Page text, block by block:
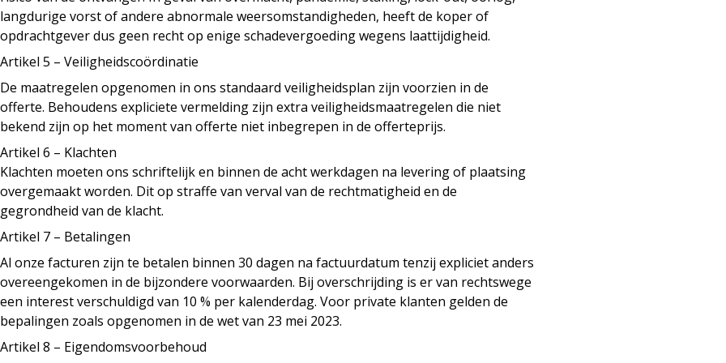
langdurige vorst of andere abnormale weersomstandigheden, heeft de koper of
opdrachtgever dus geen recht op enige schadevergoeding wegens laattijdigheid.
Artikel 5 – Veiligheidscoördinatie
De maatregelen opgenomen in ons standaard veiligheidsplan zijn voorzien in de
offerte. Behoudens expliciete vermelding zijn extra veiligheidsmaatregelen die niet
bekend zijn op het moment van offerte niet inbegrepen in de offerteprijs.
Artikel 6 – Klachten
Klachten moeten ons schriftelijk en binnen de acht werkdagen na levering of plaatsing
overgemaakt worden. Dit op straffe van verval van de rechtmatigheid en de
gegrondheid van de klacht.
Artikel 7 – Betalingen
Al onze facturen zijn te betalen binnen 30 dagen na factuurdatum tenzij expliciet anders
overeengekomen in de bijzondere voorwaarden. Bij overschrijding is er van rechtswege
een interest verschuldigd van 10 % per kalenderdag. Voor private klanten gelden de
bepalingen zoals opgenomen in de wet van 23 mei 2023.
Artikel 8 – Eigendomsvoorbehoud